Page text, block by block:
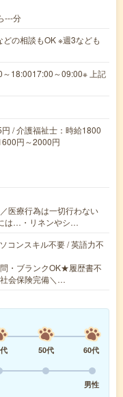
---分
の相談もOK ※週3なども
～18:0017:00～09:00※ 上記
/ 介護福祉士：時給1800
円～2000円
医療行為は一切行わない
は…・リネンやシ…
コンスキル不要 / 英語力不
・ブランクOK★履歴書不
会保険完備＼…
50代
60代
男性